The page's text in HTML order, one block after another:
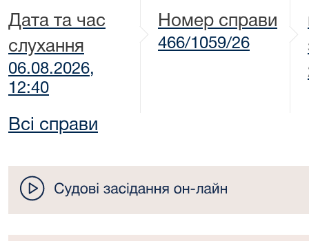
Дата та час
слухання
06.08.2026,
12:40
Номер справи
466/1059/26
Всі справи